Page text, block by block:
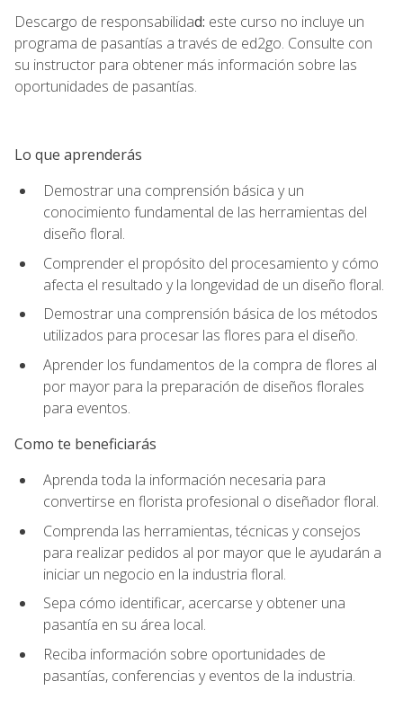
Descargo de responsabilidad: este curso no incluye un
programa de pasantías a través de ed2go. Consulte con
su instructor para obtener más información sobre las
oportunidades de pasantías.
Lo que aprenderás
Demostrar una comprensión básica y un
conocimiento fundamental de las herramientas del
diseño floral.
Comprender el propósito del procesamiento y cómo
afecta el resultado y la longevidad de un diseño floral.
Demostrar una comprensión básica de los métodos
utilizados para procesar las flores para el diseño.
Aprender los fundamentos de la compra de flores al
por mayor para la preparación de diseños florales
para eventos.
Como te beneficiarás
Aprenda toda la información necesaria para
convertirse en florista profesional o diseñador floral.
Comprenda las herramientas, técnicas y consejos
para realizar pedidos al por mayor que le ayudarán a
iniciar un negocio en la industria floral.
Sepa cómo identificar, acercarse y obtener una
pasantía en su área local.
Reciba información sobre oportunidades de
pasantías, conferencias y eventos de la industria.